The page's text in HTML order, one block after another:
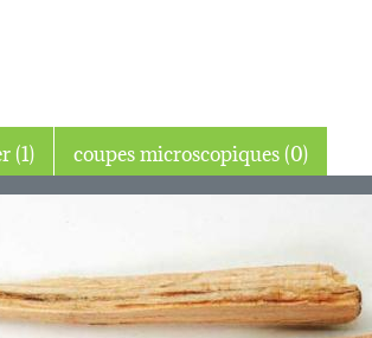
herbier (1) coupes microscopiques (0)